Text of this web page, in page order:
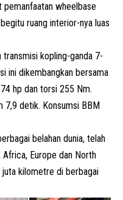
wheelbase
ruang interior-nya luas
transmisi kopling-ganda 7-
ini dikembangkan bersama
hp dan torsi 255 Nm.
detik. Konsumsi BBM
belahan dunia, telah
Europe dan North
kilometre di berbagai